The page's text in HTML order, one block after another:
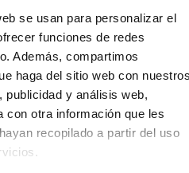
se usan para personalizar el
funciones de redes
Además, compartimos
haga del sitio web con
publicidad y análisis web,
con otra información que les
recopilado a partir del uso